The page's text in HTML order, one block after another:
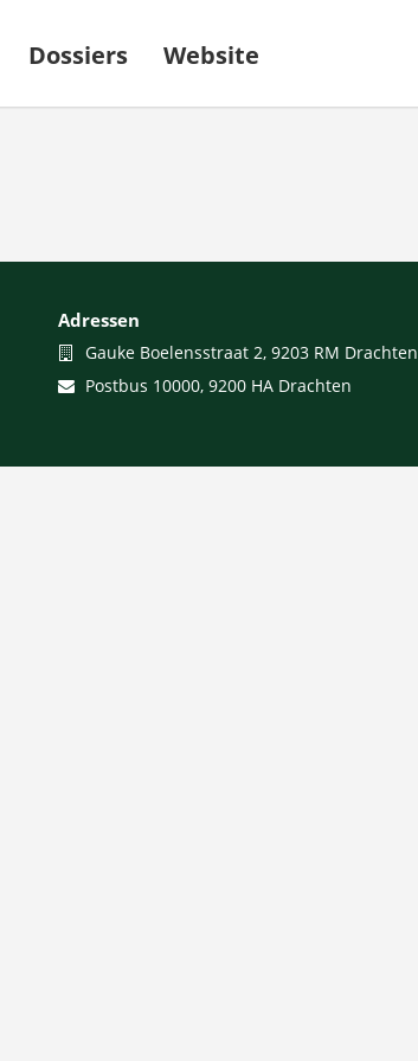
Dossiers Website
Adressen
Bezoekadres
Gauke Boelensstraat 2, 9203 RM Drachten
Postadres
Postbus 10000, 9200 HA Drachten